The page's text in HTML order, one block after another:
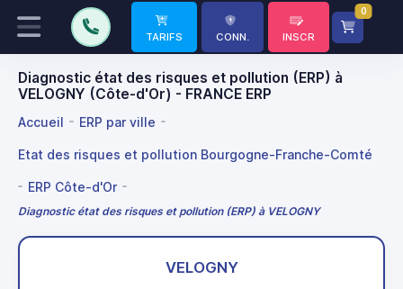
TARIFS CONN. INSCR
0
Diagnostic état des risques et pollution (ERP) à
VELOGNY (Côte-d'Or) - FRANCE ERP
Accueil ERP par ville
Etat des risques et pollution Bourgogne-Franche-Comté
ERP Côte-d'Or
Diagnostic état des risques et pollution (ERP) à VELOGNY
VELOGNY